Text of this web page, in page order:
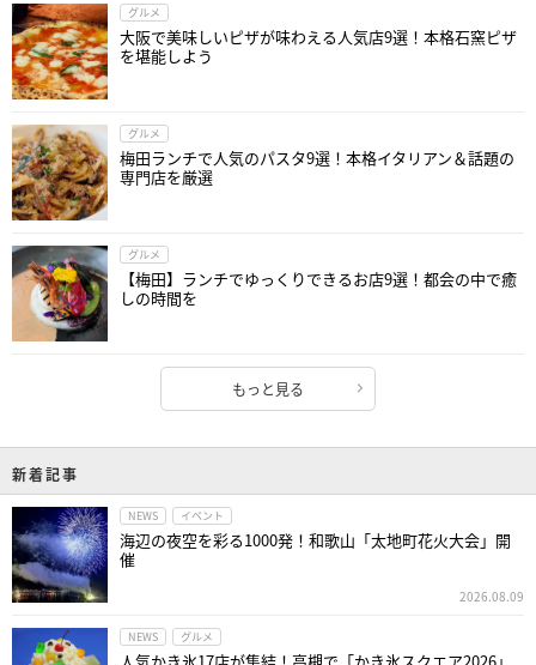
グルメ
大阪で美味しいピザが味わえる人気店9選！本格石窯ピザ
を堪能しよう
グルメ
梅田ランチで人気のパスタ9選！本格イタリアン＆話題の
専門店を厳選
グルメ
【梅田】ランチでゆっくりできるお店9選！都会の中で癒
しの時間を
もっと見る
新着記事
NEWS イベント
海辺の夜空を彩る1000発！和歌山「太地町花火大会」開
催
2026.08.09
NEWS グルメ
人気かき氷17店が集結！高槻で「かき氷スクエア2026」